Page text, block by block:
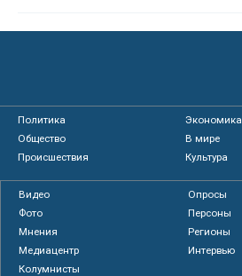
Политика
Экономика
Общество
В мире
Происшествия
Культура
Видео
Опросы
Фото
Персоны
Мнения
Регионы
Медиацентр
Интервью
Колумнисты